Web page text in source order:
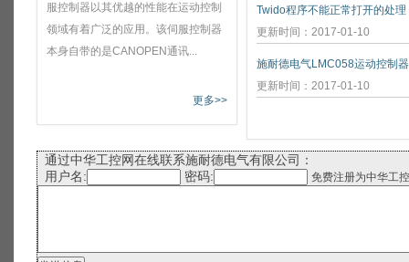
服控制器以其优越的性能在运动控制
领域有着广泛的应用。该伺服控制器
本身自带的是CANOPEN通讯...
更多>>
Twido程序不能正常打开的处理
更新时间：2017-01-10
施耐德电气LMC058运动控制
更新时间：2017-01-10
通过中华工控网在线联系施耐德电气有限公司：
用户名:
密码: 免费注册为中华工